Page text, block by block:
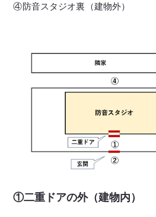
④防音スタジオ裏（建物外）
①二重ドアの外（建物内）